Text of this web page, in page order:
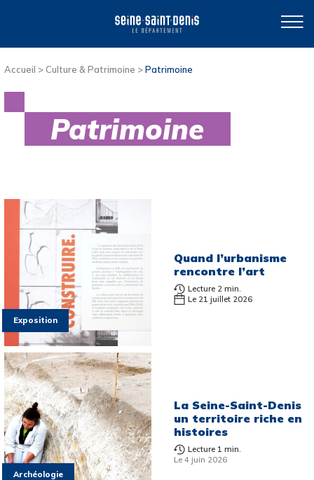
Accueil >Culture & Patrimoine >Patrimoine
Patrimoine
Exposition
Quand l’urbanisme
rencontre l’art
Lecture 2 min.
Le 21 juillet 2026
Archéologie
La Seine-Saint-Denis
un territoire riche en
histoires
Lecture 1 min.
Le 4 juin 2026